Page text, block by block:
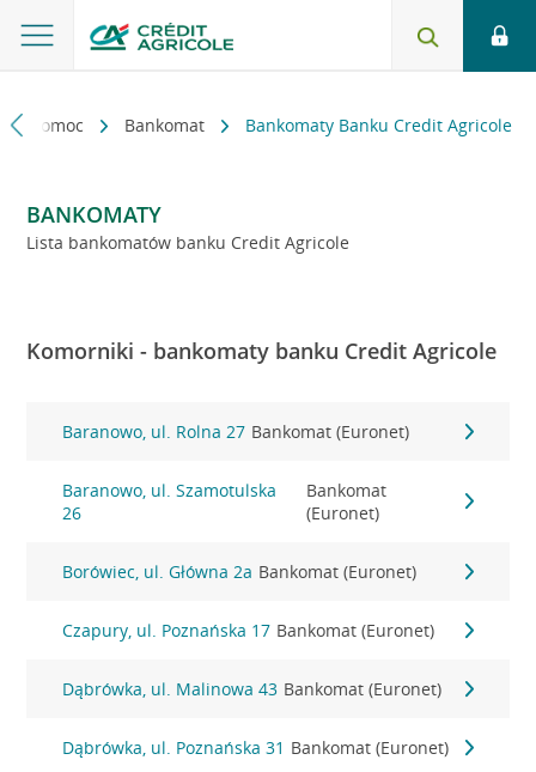
i pomoc Bankomat Bankomaty Banku Credit Agricole
BANKOMATY
Lista bankomatów banku Credit Agricole
Komorniki - bankomaty banku Credit Agricole
Baranowo, ul. Rolna 27 Bankomat (Euronet)
Baranowo, ul. Szamotulska
26
Bankomat
(Euronet)
Borówiec, ul. Główna 2a Bankomat (Euronet)
Czapury, ul. Poznańska 17 Bankomat (Euronet)
Dąbrówka, ul. Malinowa 43 Bankomat (Euronet)
Dąbrówka, ul. Poznańska 31 Bankomat (Euronet)